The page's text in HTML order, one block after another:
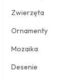
Zwierzęta
Ornamenty
Mozaika
Desenie